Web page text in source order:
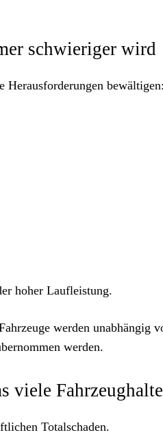
schwieriger wird
Herausforderungen bewältigen:
hoher Laufleistung.
werden unabhängig
werden.
viele
Totalschaden.